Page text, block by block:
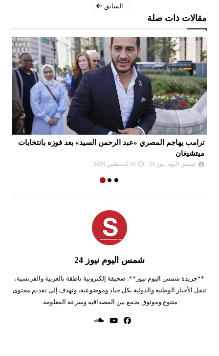
السابق
مقالات ذات صلة
ترامب يهاجم المصري «عبد الرحمن السيد» بعد فوزه بانتخابات
ميتشيغان
شمس اليوم نيوز 24 05 أغسطس 2026
شمس اليوم نيوز 24
**جريدة شمس اليوم نيوز**: صحيفة إلكترونية ناطقة بالعربية والفرنسية،
تنقل الأخبار الوطنية والدولية بكل حياد وموضوعية، وتهدف إلى تقديم محتوى
متنوع وموثوق يجمع بين المصداقية وسرعة المعلومة.